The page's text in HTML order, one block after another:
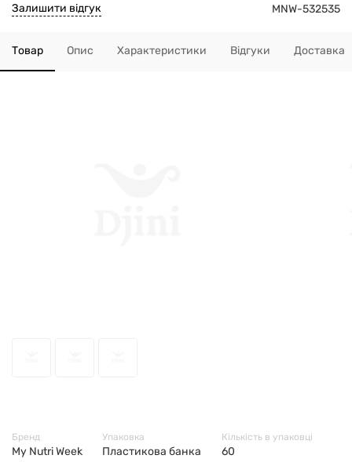
MNW-532535
Залишити відгук
Товар Опис Характеристики Відгуки Доставка
Бренд
My Nutri Week
Упаковка
Пластикова банка
Кількість в упаковці
60